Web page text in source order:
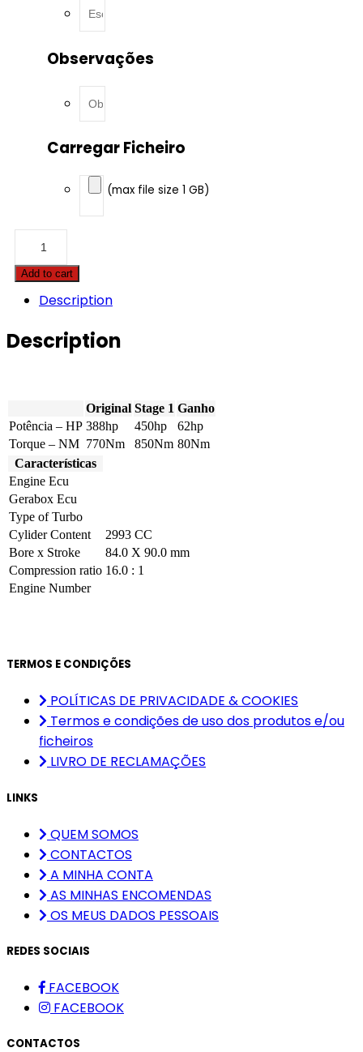
Observações
Carregar Ficheiro
(max file size 1 GB)
XD4
-
Quad-
388hp
quantity
Add to cart
Description
Description
Original Stage 1 Ganho
Potência – HP 388hp 450hp
62hp
Torque – NM 770Nm 850Nm 80Nm
Características
Engine Ecu
Gerabox Ecu
Type of Turbo
Cylider Content
2993 CC
Bore x Stroke
84.0 X 90.0 mm
Compression ratio 16.0 : 1
Engine Number
TERMOS E CONDIÇÕES
POLÍTICAS DE PRIVACIDADE & COOKIES
Termos e condições de uso dos produtos e/ou
ficheiros
LIVRO DE RECLAMAÇÕES
LINKS
QUEM SOMOS
CONTACTOS
A MINHA CONTA
AS MINHAS ENCOMENDAS
OS MEUS DADOS PESSOAIS
REDES SOCIAIS
FACEBOOK
FACEBOOK
CONTACTOS